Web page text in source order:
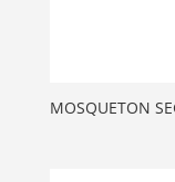
MOSQUETON